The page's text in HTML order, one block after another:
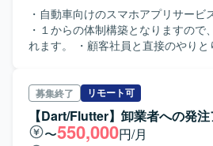
・自動車向けのスマホアプリサービ
・１からの体制構築となりますので
れます。 ・顧客社員と直接のやりと
募集終了 リモート可
【Dart/Flutter】卸業者への発
〜550,000円/月